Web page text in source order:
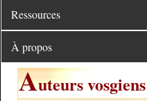
Ressources
À propos
Auteurs vosgiens